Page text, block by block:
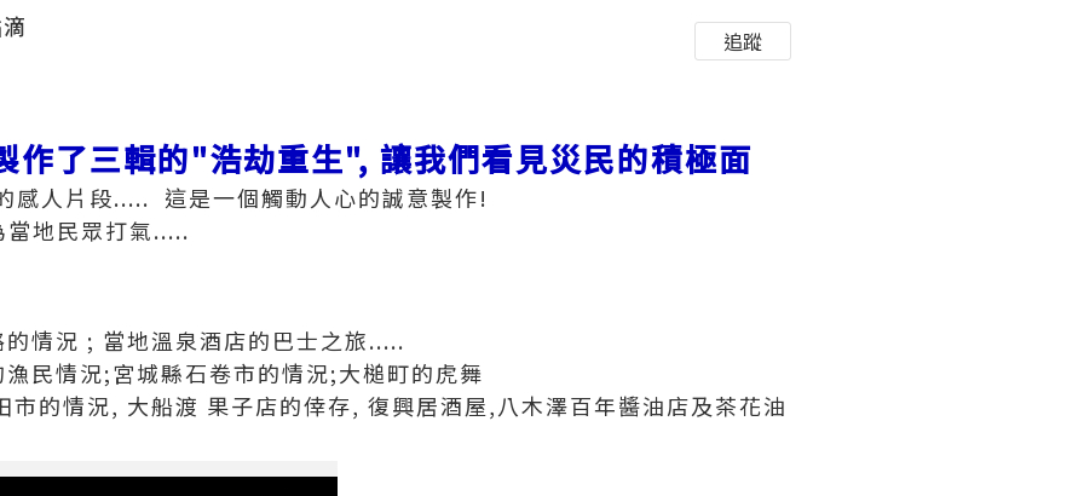
追蹤
作了三輯的"浩劫重生", 讓我們看見災民的積極面
感人片段..... 這是一個觸動人心的誠意製作!
地民眾打氣.....
情況 ; 當地溫泉酒店的巴士之旅.....
民情況;宮城縣石卷市的情況;大槌町的虎舞
市的情況, 大船渡 果子店的倖存, 復興居酒屋,八木澤百年醬油店及茶花油